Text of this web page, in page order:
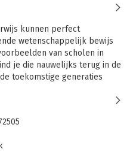
kunnen perfect
wetenschappelijk bewijs
van scholen in
je die nauwelijks terug in de
toekomstige generaties
tot beleidsmakers.
van ‘slechteriken’ en dat
Dat we best niet te
en dat ras niet bestaat?